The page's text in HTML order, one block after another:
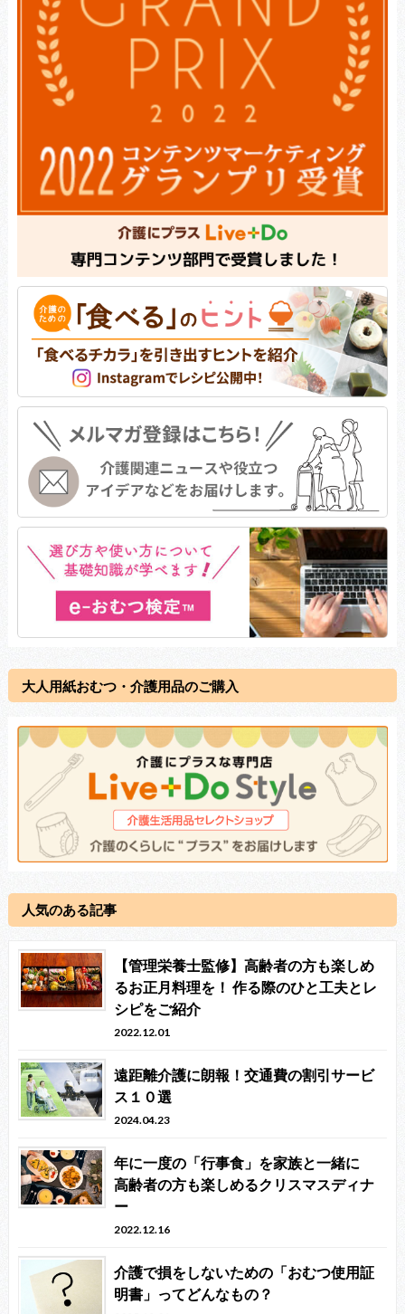
大人用紙おむつ・介護用品のご購入
人気のある記事
【管理栄養士監修】高齢者の方も楽しめ
るお正月料理を！ 作る際のひと工夫とレ
シピをご紹介
2022.12.01
遠距離介護に朗報！交通費の割引サービ
ス１０選
2024.04.23
年に一度の「行事食」を家族と一緒に
高齢者の方も楽しめるクリスマスディナ
ー
2022.12.16
介護で損をしないための「おむつ使用証
明書」ってどんなもの？